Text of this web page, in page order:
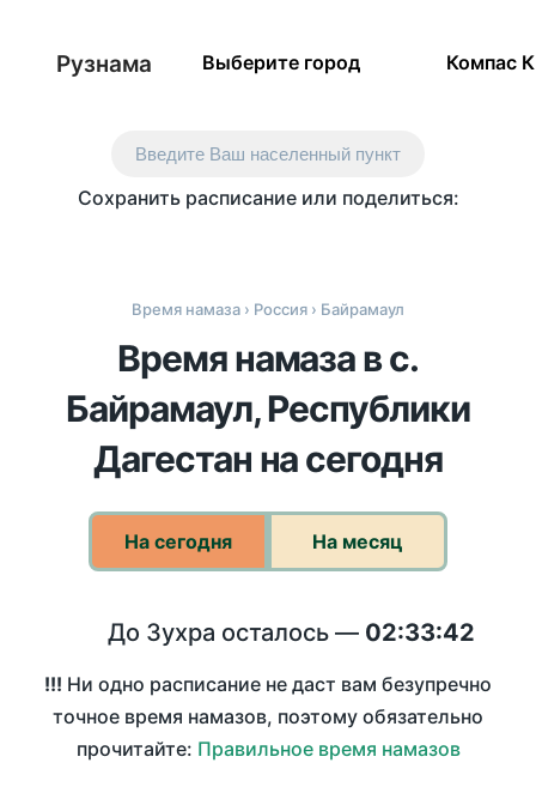
Рузнама Выберите город Компас
Введите Ваш населенный пункт
Сохранить расписание или поделиться:
Время намаза › Россия › Байрамаул
Время намаза в с.
Байрамаул, Республики
Дагестан на сегодня
На сегодня На месяц
До Зухра осталось — 02:33:42
!!! Ни одно расписание не даст вам безупречно
точное время намазов, поэтому обязательно
прочитайте: Правильное время намазов